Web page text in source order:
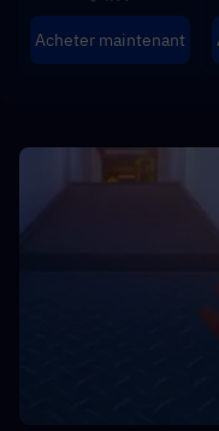
Acheter maintenant